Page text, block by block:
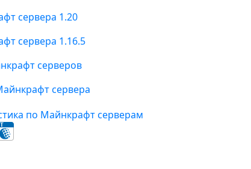
сервера 1.20
сервера 1.16.5
серверов
сервера